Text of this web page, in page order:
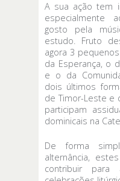
A sua ação tem
especialmente
gosto pela
estudo. Fruto
agora 3
da Esperança, o
e o da
dois últimos
de Timor-Leste e
participam
dominicais na
De forma
alternância,
contribuir